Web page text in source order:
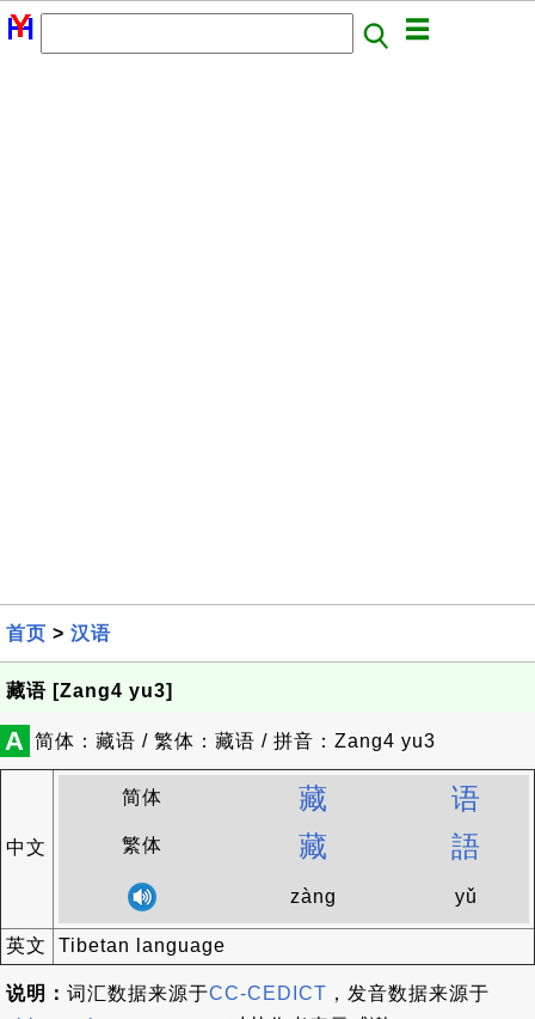
首页 > 汉语
藏语 [Zang4 yu3]
A 简体：藏语 / 繁体：藏语 / 拼音：Zang4 yu3
中文
简体 藏 语
繁体 藏 語
zàng yǔ
英文 Tibetan language
说明： 词汇数据来源于CC-CEDICT ，发音数据来源于